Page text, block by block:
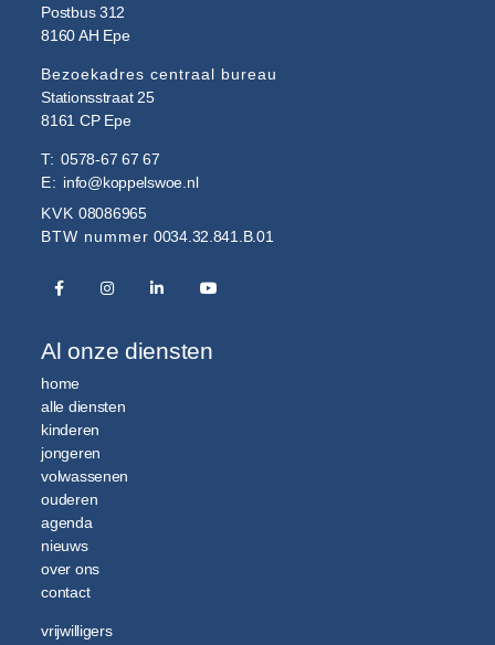
Postbus 312
8160 AH Epe
Bezoekadres centraal bureau
Stationsstraat 25
8161 CP Epe
T:0578-67 67 67
E: info@koppelswoe.nl
KVK 08086965
BTW nummer 0034.32.841.B.01
Al onze diensten
home
alle diensten
kinderen
jongeren
volwassenen
ouderen
agenda
nieuws
over ons
contact
vrijwilligers